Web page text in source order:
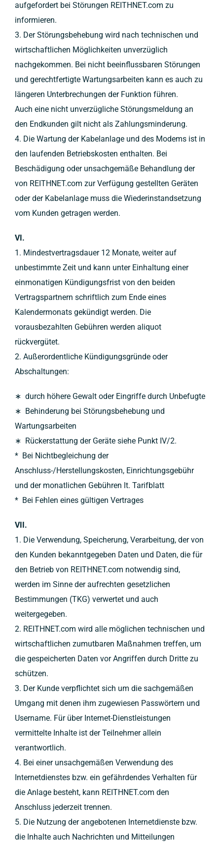
aufgefordert bei Störungen REITHNET.com zu
informieren.
3. Der Störungsbehebung wird nach technischen und
wirtschaftlichen Möglichkeiten unverzüglich
nachgekommen. Bei nicht beeinflussbaren Störungen
und gerechtfertigte Wartungsarbeiten kann es auch zu
längeren Unterbrechungen der Funktion führen.
Auch eine nicht unverzügliche Störungsmeldung an
den Endkunden gilt nicht als Zahlungsminderung.
4. Die Wartung der Kabelanlage und des Modems ist in
den laufenden Betriebskosten enthalten. Bei
Beschädigung oder unsachgemäße Behandlung der
von REITHNET.com zur Verfügung gestellten Geräten
oder der Kabelanlage muss die Wiederinstandsetzung
vom Kunden getragen werden.
VI.
1. Mindestvertragsdauer 12 Monate, weiter auf
unbestimmte Zeit und kann unter Einhaltung einer
einmonatigen Kündigungsfrist von den beiden
Vertragspartnern schriftlich zum Ende eines
Kalendermonats gekündigt werden. Die
vorausbezahlten Gebühren werden aliquot
rückvergütet.
2. Außerordentliche Kündigungsgründe oder
Abschaltungen:
∗ durch höhere Gewalt oder Eingriffe durch Unbefugte
∗ Behinderung bei Störungsbehebung und
Wartungsarbeiten
∗ Rückerstattung der Geräte siehe Punkt IV/2.
* Bei Nichtbegleichung der
Anschluss-/Herstellungskosten, Einrichtungsgebühr
und der monatlichen Gebühren lt. Tarifblatt
* Bei Fehlen eines gültigen Vertrages
VII.
1. Die Verwendung, Speicherung, Verarbeitung, der von
den Kunden bekanntgegeben Daten und Daten, die für
den Betrieb von REITHNET.com notwendig sind,
werden im Sinne der aufrechten gesetzlichen
Bestimmungen (TKG) verwertet und auch
weitergegeben.
2. REITHNET.com wird alle möglichen technischen und
wirtschaftlichen zumutbaren Maßnahmen treffen, um
die gespeicherten Daten vor Angriffen durch Dritte zu
schützen.
3. Der Kunde verpflichtet sich um die sachgemäßen
Umgang mit denen ihm zugewiesen Passwörtern und
Username. Für über Internet-Dienstleistungen
vermittelte Inhalte ist der Teilnehmer allein
verantwortlich.
4. Bei einer unsachgemäßen Verwendung des
Internetdienstes bzw. ein gefährdendes Verhalten für
die Anlage besteht, kann REITHNET.com den
Anschluss jederzeit trennen.
5. Die Nutzung der angebotenen Internetdienste bzw.
die Inhalte auch Nachrichten und Mitteilungen